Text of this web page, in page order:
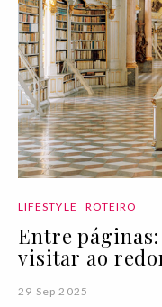
LIFESTYLE ROTEIRO
Entre
visitar ao
29 Sep 2025